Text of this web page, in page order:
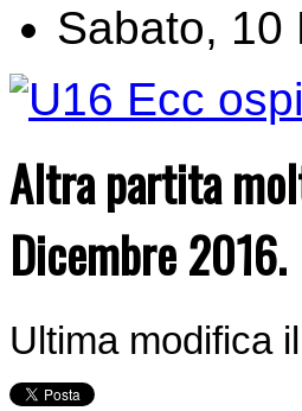
Sabato, 10
Altra partita
Dicembre 2016.
Ultima modifica il